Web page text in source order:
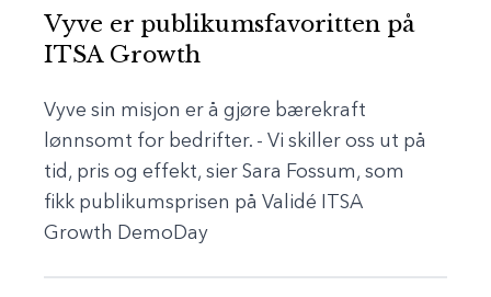
Vyve er publikumsfavoritten på
ITSA Growth
Vyve sin misjon er å gjøre bærekraft
lønnsomt for bedrifter. - Vi skiller oss ut på
tid, pris og effekt, sier Sara Fossum, som
fikk publikumsprisen på Validé ITSA
Growth DemoDay